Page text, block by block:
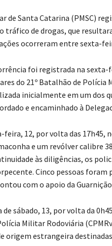
de Santa Catarina (PMSC)
tráfico de drogas, que
ocorreram entre sexta-
foi registrada na sexta-
do 21º Batalhão de Polícia
inicialmente em um dos
e encaminhado à
feira, 12, por volta das 17h45,
e um revólver calibre
às diligências, os
Cinco pessoas foram
com o apoio da
de sábado, 13, por volta da
Militar Rodoviária
origem estrangeira